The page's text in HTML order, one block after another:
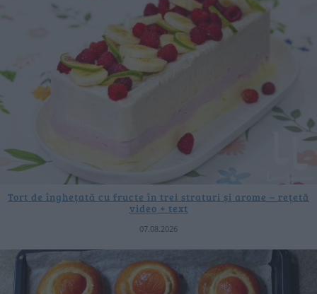
Tort de înghețată cu fructe în trei straturi și arome – rețetă
video + text
07.08.2026